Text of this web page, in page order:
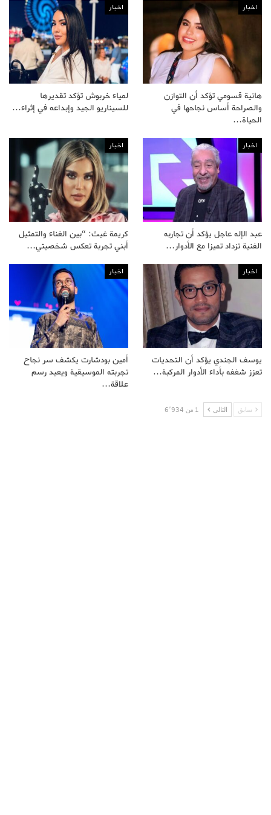
اخبار
هانية قسومي تؤكد أن التوازن
والصراحة أساس نجاحها في
الحياة…
اخبار
لمياء خربوش تؤكد تقديرها
للسيناريو الجيد وإبداعه في إثراء…
اخبار
عبد الإله عاجل يؤكد أن تجاربه
الفنية تزداد تميزا مع الأدوار…
اخبار
كريمة غيث: “بين الغناء والتمثيل
أبني تجربة تعكس شخصيتي…
اخبار
يوسف الجندي يؤكد أن التحديات
تعزز شغفه بأداء الأدوار المركبة…
اخبار
أمين بودشارت يكشف سر نجاح
تجربته الموسيقية ويعيد رسم
علاقة…
سابق التالى 1 من 6٬934